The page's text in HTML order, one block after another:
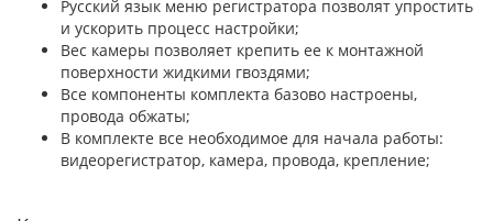
Русский язык меню регистратора позволят упростить
и ускорить процесс настройки;
Вес камеры позволяет крепить ее к монтажной
поверхности жидкими гвоздями;
Все компоненты комплекта базово настроены,
провода обжаты;
В комплекте все необходимое для начала работы:
видеорегистратор, камера, провода, крепление;